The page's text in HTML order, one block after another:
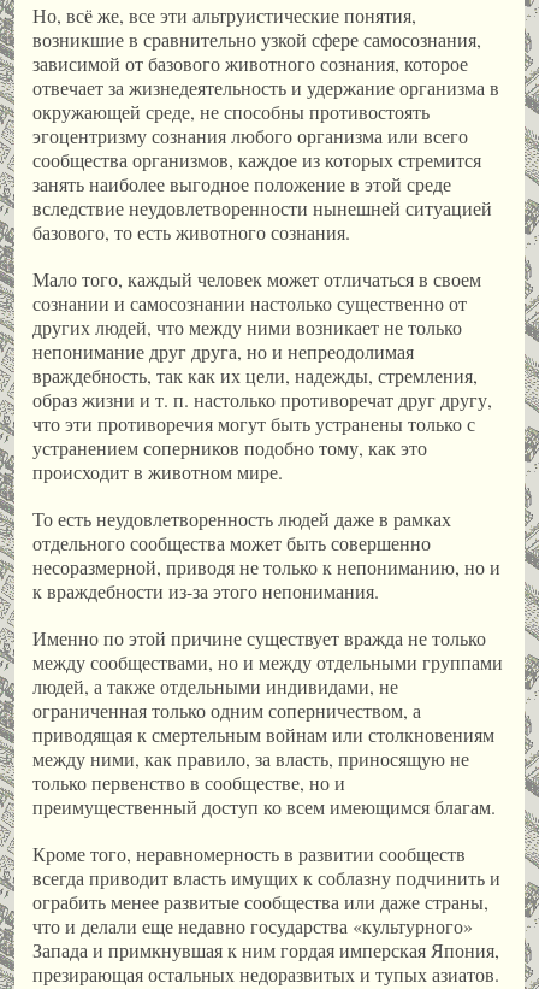
Но, всё же, все эти альтруистические понятия,
возникшие в сравнительно узкой сфере самосознания,
зависимой от базового животного сознания, которое
отвечает за жизнедеятельность и удержание организма в
окружающей среде, не способны противостоять
эгоцентризму сознания любого организма или всего
сообщества организмов, каждое из которых стремится
занять наиболее выгодное положение в этой среде
вследствие неудовлетворенности нынешней ситуацией
базового, то есть животного сознания.
Мало того, каждый человек может отличаться в своем
сознании и самосознании настолько существенно от
других людей, что между ними возникает не только
непонимание друг друга, но и непреодолимая
враждебность, так как их цели, надежды, стремления,
образ жизни и т. п. настолько противоречат друг другу,
что эти противоречия могут быть устранены только с
устранением соперников подобно тому, как это
происходит в животном мире.
То есть неудовлетворенность людей даже в рамках
отдельного сообщества может быть совершенно
несоразмерной, приводя не только к непониманию, но и
к враждебности из-за этого непонимания.
Именно по этой причине существует вражда не только
между сообществами, но и между отдельными группами
людей, а также отдельными индивидами, не
ограниченная только одним соперничеством, а
приводящая к смертельным войнам или столкновениям
между ними, как правило, за власть, приносящую не
только первенство в сообществе, но и
преимущественный доступ ко всем имеющимся благам.
Кроме того, неравномерность в развитии сообществ
всегда приводит власть имущих к соблазну подчинить и
ограбить менее развитые сообщества или даже страны,
что и делали еще недавно государства «культурного»
Запада и примкнувшая к ним гордая имперская Япония,
презирающая остальных недоразвитых и тупых азиатов.